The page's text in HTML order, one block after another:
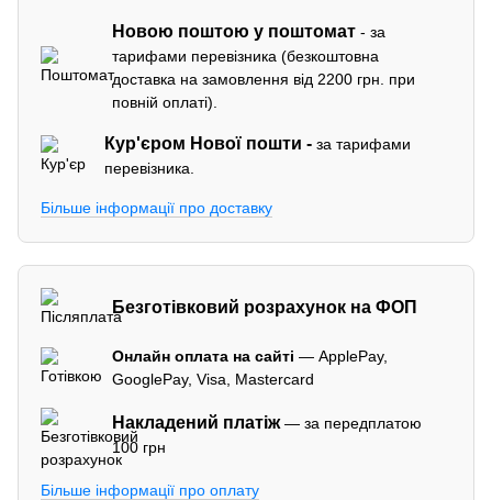
Новою поштою у поштомат - за
тарифами перевізника (безкоштовна
доставка на замовлення від 2200 грн. при
повній оплаті).
Кур'єром Нової пошти -за тарифами
перевізника.
Більше інформації про доставку
Безготівковий розрахунок на ФОП
Онлайн оплата на сайті — ApplePay,
GooglePay, Visa, Mastercard
Накладений платіж— за передплатою
100 грн
Більше інформації про оплату